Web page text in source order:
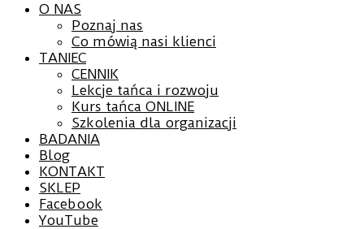
O NAS
Poznaj nas
Co mówią nasi klienci
TANIEC
CENNIK
Lekcje tańca i rozwoju
Kurs tańca ONLINE
Szkolenia dla organizacji
BADANIA
Blog
KONTAKT
SKLEP
Facebook
YouTube